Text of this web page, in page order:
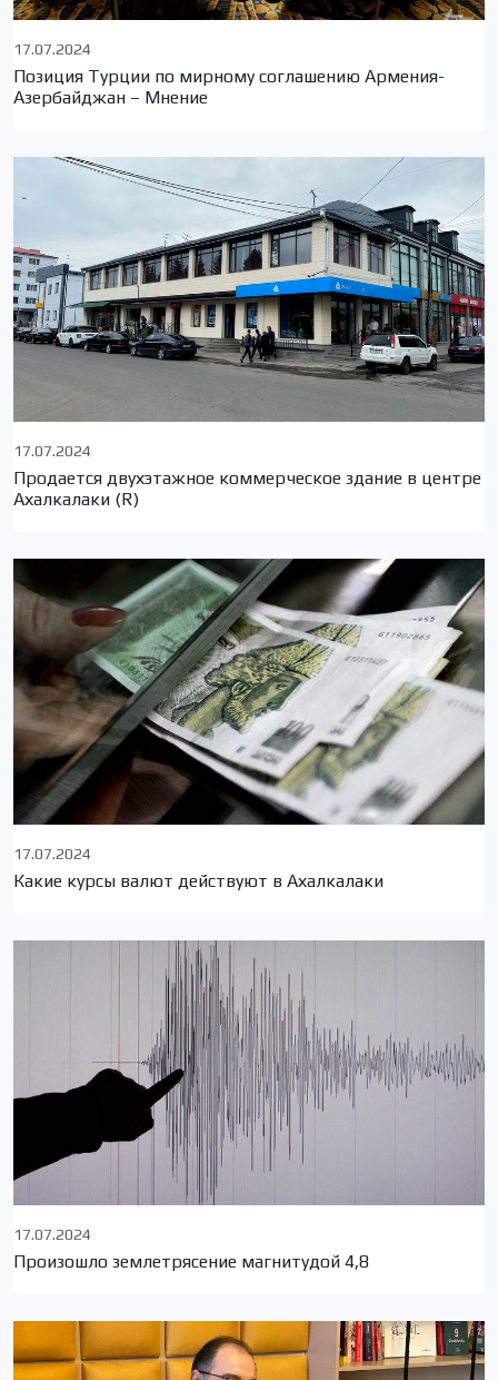
17.07.2024
Позиция Турции по мирному соглашению Армения-
Азербайджан – Мнение
17.07.2024
Продается двухэтажное коммерческое здание в центре
Ахалкалаки (R)
17.07.2024
Какие курсы валют действуют в Ахалкалаки
17.07.2024
Произошло землетрясение магнитудой 4,8